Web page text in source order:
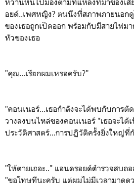
หวานหันไปมองตามที่แหล่งที่มาของเ
อยด์..เพศหญิง? ตนนึงที่สภาพภายนอก
ของเธอถูกเปิดออก พร้อมกับมีสายไฟม
หัวของเธอ
"คุณ...เรียกผมเหรอครับ?"
"คอนเนอร์...เธอกำลังจะได้พบกับการ
วางลงบนไหล่ของคอนเนอร์ "เธอจะได้
ประวัติศาสตร์...การปฏิวัติครั้งยิ่งใหญ่ที่
"ให้ตายเถอะ.." แอนดรอยด์ตำรวจสบถ
"ขอโทษทีนะครับ แต่ผมไม่มีเวลามาดูด